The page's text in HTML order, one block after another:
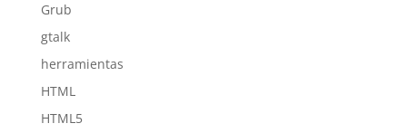
Grub
gtalk
herramientas
HTML
HTML5